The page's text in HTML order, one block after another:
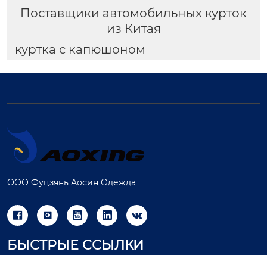
Поставщики автомобильных курток
из Китая
куртка с капюшоном
ООО Фуцзянь Аосин Одежда
    
БЫСТРЫЕ ССЫЛКИ